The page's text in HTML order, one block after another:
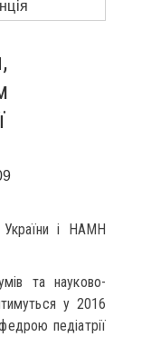
і НАМН
та науково-
у 2016
педіатрії